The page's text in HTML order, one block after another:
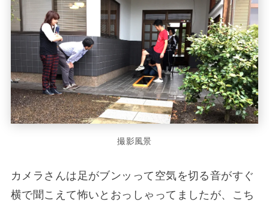
撮影風景
カメラさんは足がブンッって空気を切る音がすぐ
横で聞こえて怖いとおっしゃってましたが、こち